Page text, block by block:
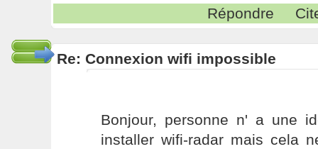
Répondre
Re: Connexion wifi impossible
Bonjour, personne n' a une
installer wifi-radar mais cela